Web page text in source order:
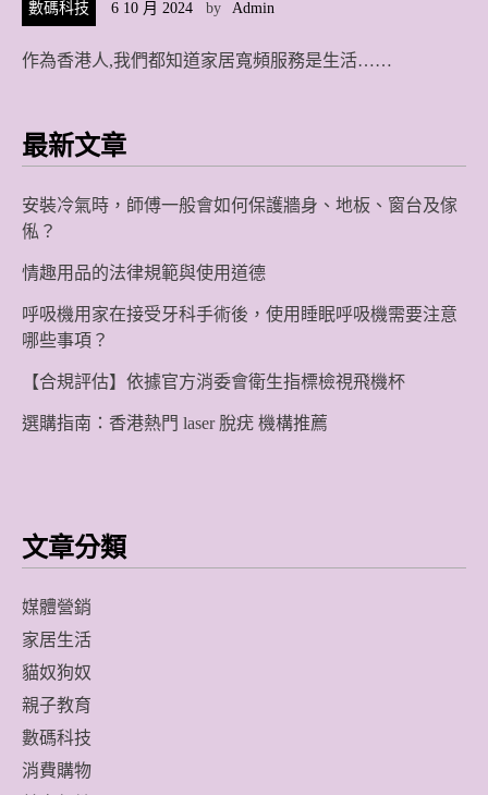
數碼科技 6 10 月 2024 by Admin
作為香港人,我們都知道家居寬頻服務是生活……
最新文章
安裝冷氣時，師傅一般會如何保護牆身、地板、窗台及傢
俬？
情趣用品的法律規範與使用道德
呼吸機用家在接受牙科手術後，使用睡眠呼吸機需要注意
哪些事項？
【合規評估】依據官方消委會衛生指標檢視飛機杯
選購指南：香港熱門 laser 脫疣 機構推薦
文章分類
媒體營銷
家居生活
貓奴狗奴
親子教育
數碼科技
消費購物